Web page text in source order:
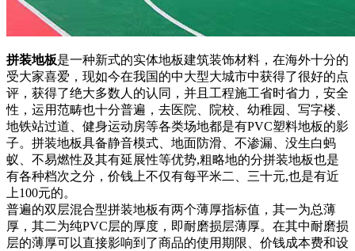
拼装地板是一种新式的实体地板建筑装饰材料，在海外十分的
受大家喜爱，现如今在我国的中大型大城市中获得了很好的点
评，获得了绝大多数人的认同，并且工程施工省时省力，安全
性，运用范畴也十分普遍，去医院、院校、幼稚园、写字楼、
地铁站过道、健身运动房等各类场地都是有PVC塑料地板的影
子。拼装地板具备静音模式、地面防滑、不渗漏、没生白蚂
蚁、不易燃性及其有延展性等优势,粗略地的分拼装地板也是
有各种档次之分，价钱上不仅有每平米二、三十元,也是有近
上100元的。
普遍的双层混合型拼装地板有两个薄厚指标值，其一为总薄
厚，其二为纯PVC层的厚度，即耐磨损层薄厚。在其中耐磨损
层的薄厚可以直接影响到了商品的使用期限、价钱成本费和设